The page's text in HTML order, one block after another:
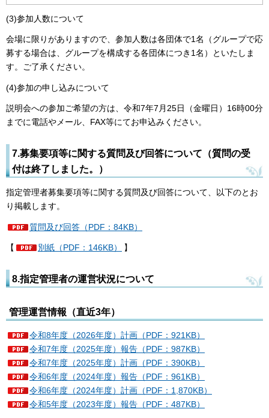
(3)参加人数について
会場に限りがありますので、参加人数は各団体で1名（グループで応
募する場合は、グループを構成する各団体につき1名）といたしま
す。ご了承ください。
(4)参加の申し込みについて
説明会への参加ご希望の方は、令和7年7月25日（金曜日）16時00分
までに電話やメール、FAX等にてお申込みください。
7.募集要項等に関する質問及び回答について（質問の受
付は終了しました。）
指定管理者募集要項等に関する質問及び回答について、以下のとお
り掲載します。
質問及び回答（PDF：84KB）
【 別紙（PDF：146KB） 】
8.指定管理者の運営状況について
管理運営情報（直近3年）
令和8年度（2026年度）計画（PDF：921KB）
令和7年度（2025年度）報告（PDF：987KB）
令和7年度（2025年度）計画（PDF：390KB）
令和6年度（2024年度）報告（PDF：961KB）
令和6年度（2024年度）計画（PDF：1,870KB）
令和5年度（2023年度）報告（PDF：487KB）